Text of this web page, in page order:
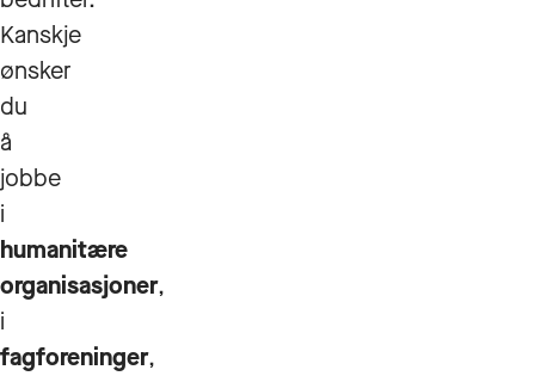
Kanskje
ønsker
du
å
jobbe
i
humanitære
organisasjoner,
i
fagforeninger,